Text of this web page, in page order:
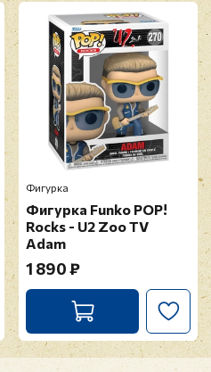
Фигурка
Фигурка Funko POP!
Rocks - U2 Zoo TV
Adam
1 890 ₽